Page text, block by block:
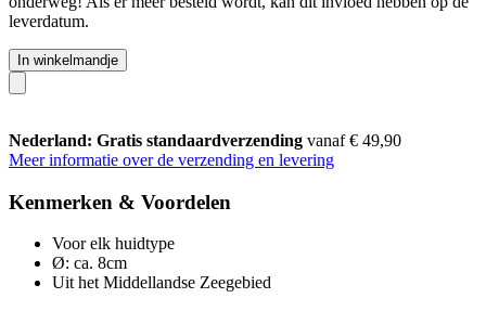
leverdatum.
In winkelmandje
Nederland: Gratis standaardverzending vanaf € 49,90
Meer informatie over de verzending en levering
Kenmerken & Voordelen
Voor elk huidtype
Ø: ca. 8cm
Uit het Middellandse Zeegebied